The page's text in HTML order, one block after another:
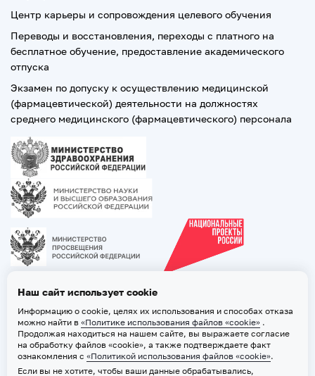
Центр карьеры и сопровождения целевого обучения
Переводы и восстановления, переходы с платного на
бесплатное обучение, предоставление академического
отпуска
Экзамен по допуску к осуществлению медицинской
(фармацевтической) деятельности на должностях
среднего медицинского (фармацевтического) персонала
Наш сайт использует cookie
Информацию о cookie, целях их использования и способах отказа
можно найти в «Политике использования файлов «cookie» .
Продолжая находиться на нашем сайте, вы выражаете согласие
на обработку файлов «cookie», а также подтверждаете факт
ознакомления с «Политикой использования файлов «cookie».
Если вы не хотите, чтобы ваши данные обрабатывались,